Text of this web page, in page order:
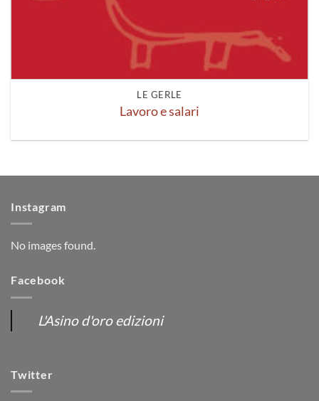
LE GERLE
Lavoro e salari
Instagram
No images found.
Facebook
L'Asino d'oro edizioni
Twitter